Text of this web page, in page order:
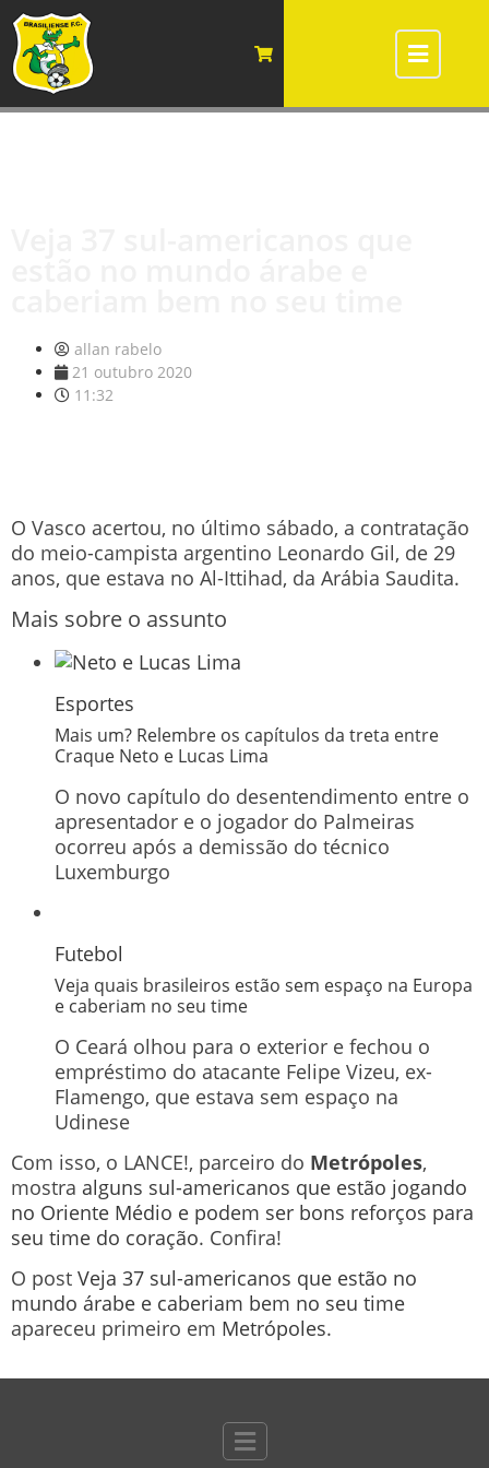
allan rabelo
21 outubro 2020
11:32
O Vasco acertou, no último sábado, a contratação
do meio-campista argentino Leonardo Gil, de 29
anos, que estava no Al-Ittihad, da Arábia Saudita.
Mais sobre o assunto
Esportes
Mais um? Relembre os capítulos da treta entre
Craque Neto e Lucas Lima
O novo capítulo do desentendimento entre o
apresentador e o jogador do Palmeiras
ocorreu após a demissão do técnico
Luxemburgo
Futebol
Veja quais brasileiros estão sem espaço na Europa
e caberiam no seu time
O Ceará olhou para o exterior e fechou o
empréstimo do atacante Felipe Vizeu, ex-
Flamengo, que estava sem espaço na
Udinese
Com isso, o LANCE!, parceiro do Metrópoles,
mostra alguns sul-americanos que estão jogando
no Oriente Médio e podem ser bons reforços para
seu time do coração. Confira!
O post Veja 37 sul-americanos que estão no
mundo árabe e caberiam bem no seu time
apareceu primeiro em Metrópoles.